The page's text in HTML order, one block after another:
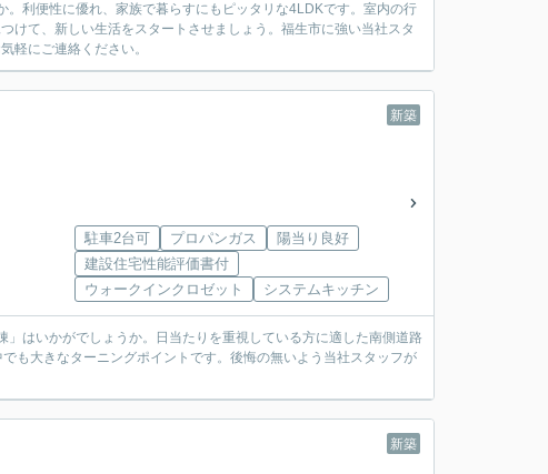
利便性に優れ、家族で暮らすにもピッタリな4LDKです。室内の行
けて、新しい生活をスタートさせましょう。福生市に強い当社スタ
軽にご連絡ください。
新築
駐車2台可 プロパンガス
陽当り良好
建設住宅性能評価書付
ウォークインクロゼット
システムキッチン
はいかがでしょうか。日当たりを重視している方に適した南側道路
も大きなターニングポイントです。後悔の無いよう当社スタッフが
新築